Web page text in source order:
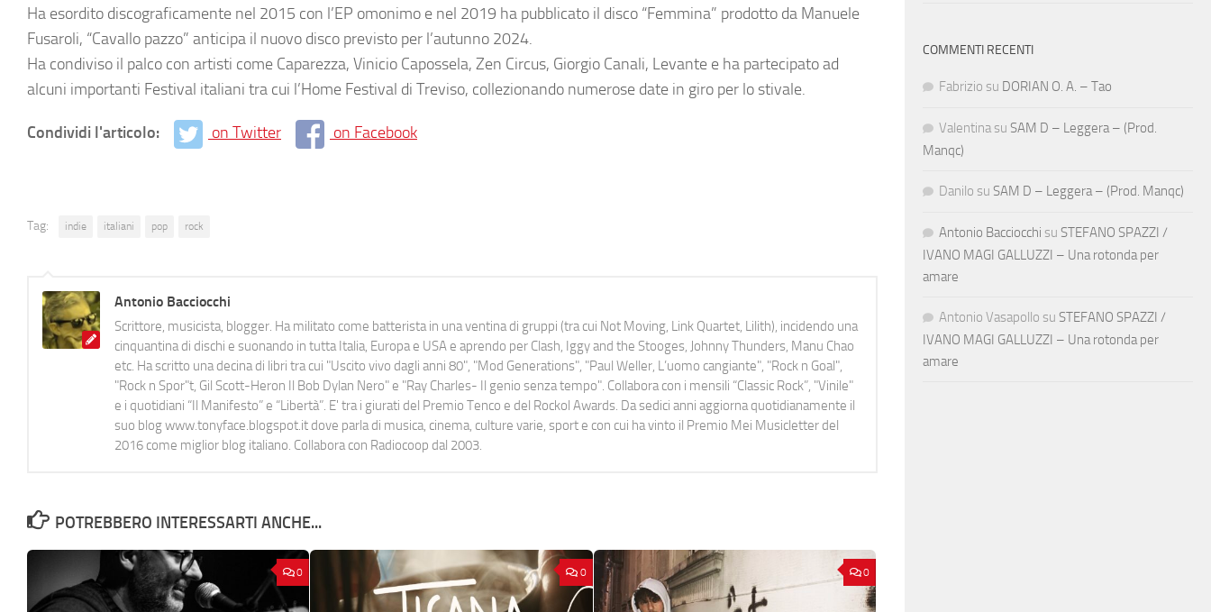
Ha esordito discograficamente nel 2015 con l’EP omonimo e nel 2019 ha pubblicato il disco “Femmina” prodotto da Manuele
Fusaroli, “Cavallo pazzo” anticipa il nuovo disco previsto per l’autunno 2024.
Ha condiviso il palco con artisti come Caparezza, Vinicio Capossela, Zen Circus, Giorgio Canali, Levante e ha partecipato ad
alcuni importanti Festival italiani tra cui l’Home Festival di Treviso, collezionando numerose date in giro per lo stivale.
Condividi l'articolo: on Twitter on Facebook
Tag: indie italiani pop rock
Antonio Bacciocchi
Scrittore, musicista, blogger. Ha militato come batterista in una ventina di gruppi (tra cui Not Moving, Link Quartet, Lilith), incidendo una
cinquantina di dischi e suonando in tutta Italia, Europa e USA e aprendo per Clash, Iggy and the Stooges, Johnny Thunders, Manu Chao
etc. Ha scritto una decina di libri tra cui "Uscito vivo dagli anni 80", "Mod Generations", "Paul Weller, L’uomo cangiante", "Rock n Goal",
"Rock n Spor"t, Gil Scott-Heron Il Bob Dylan Nero" e "Ray Charles- Il genio senza tempo". Collabora con i mensili “Classic Rock”, "Vinile"
e i quotidiani “Il Manifesto” e “Libertà”. E' tra i giurati del Premio Tenco e del Rockol Awards. Da sedici anni aggiorna quotidianamente il
suo blog www.tonyface.blogspot.it dove parla di musica, cinema, culture varie, sport e con cui ha vinto il Premio Mei Musicletter del
2016 come miglior blog italiano. Collabora con Radiocoop dal 2003.
POTREBBERO INTERESSARTI ANCHE...
0 0 0
COMMENTI RECENTI
Fabrizio su DORIAN O. A. – Tao
Valentina su SAM D – Leggera – (Prod.
Manqc)
Danilo su SAM D – Leggera – (Prod. Manqc)
Antonio Bacciocchi su STEFANO SPAZZI /
IVANO MAGI GALLUZZI – Una rotonda per
amare
Antonio Vasapollo su STEFANO SPAZZI /
IVANO MAGI GALLUZZI – Una rotonda per
amare